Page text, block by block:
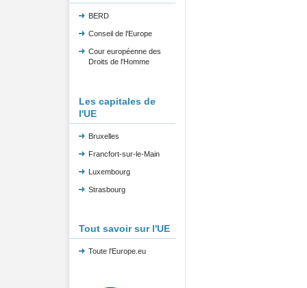
BERD
Conseil de l'Europe
Cour européenne des
Droits de l'Homme
Les capitales de
l'UE
Bruxelles
Francfort-sur-le-Main
Luxembourg
Strasbourg
Tout savoir sur l'UE
Toute l'Europe.eu